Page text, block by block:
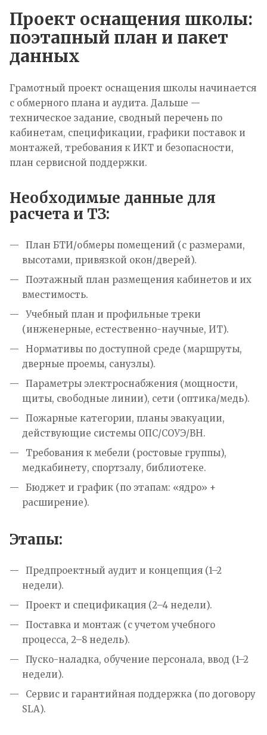
Проект оснащения школы:
поэтапный план и пакет
данных
Грамотный проект оснащения школы начинается
с обмерного плана и аудита. Дальше —
техническое задание, сводный перечень по
кабинетам, спецификации, графики поставок и
монтажей, требования к ИКТ и безопасности,
план сервисной поддержки.
Необходимые данные для
расчета и ТЗ:
План БТИ/обмеры помещений (с размерами,
высотами, привязкой окон/дверей).
Поэтажный план размещения кабинетов и их
вместимость.
Учебный план и профильные треки
(инженерные, естественно-научные, ИТ).
Нормативы по доступной среде (маршруты,
дверные проемы, санузлы).
Параметры электроснабжения (мощности,
щиты, свободные линии), сети (оптика/медь).
Пожарные категории, планы эвакуации,
действующие системы ОПС/СОУЭ/ВН.
Требования к мебели (ростовые группы),
медкабинету, спортзалу, библиотеке.
Бюджет и график (по этапам: «ядро» +
расширение).
Этапы:
Предпроектный аудит и концепция (1–2
недели).
Проект и спецификация (2–4 недели).
Поставка и монтаж (с учетом учебного
процесса, 2–8 недель).
Пуско-наладка, обучение персонала, ввод (1–2
недели).
Сервис и гарантийная поддержка (по договору
SLA).